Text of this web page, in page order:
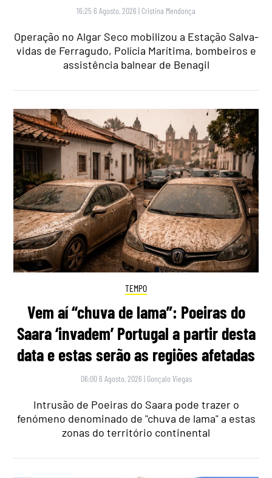
16:25 6 Agosto, 2026 | Cristina Mendonça
Operação no Algar Seco mobilizou a Estação Salva-
vidas de Ferragudo, Polícia Marítima, bombeiros e
assistência balnear de Benagil
TEMPO
Vem aí “chuva de lama”: Poeiras do
Saara ‘invadem’ Portugal a partir desta
data e estas serão as regiões afetadas
06:00 6 Agosto, 2026 | Gonçalo Viegas
Intrusão de Poeiras do Saara pode trazer o
fenómeno denominado de "chuva de lama" a estas
zonas do território continental